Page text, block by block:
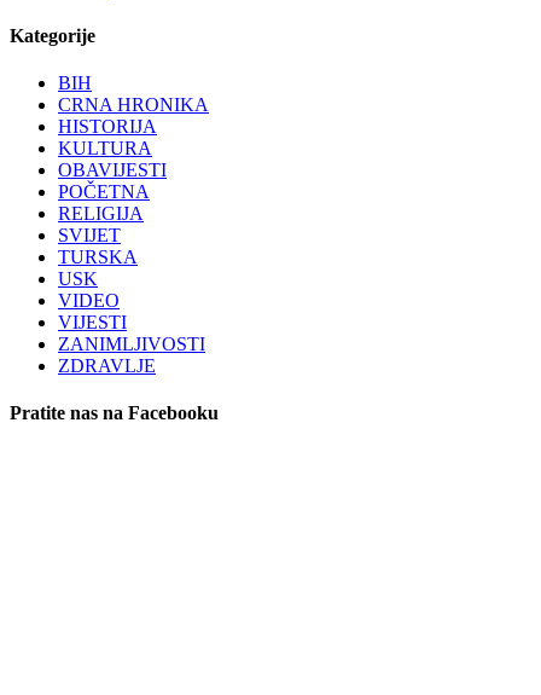
Kategorije
BIH
CRNA HRONIKA
HISTORIJA
KULTURA
OBAVIJESTI
POČETNA
RELIGIJA
SVIJET
TURSKA
USK
VIDEO
VIJESTI
ZANIMLJIVOSTI
ZDRAVLJE
Pratite nas na Facebooku